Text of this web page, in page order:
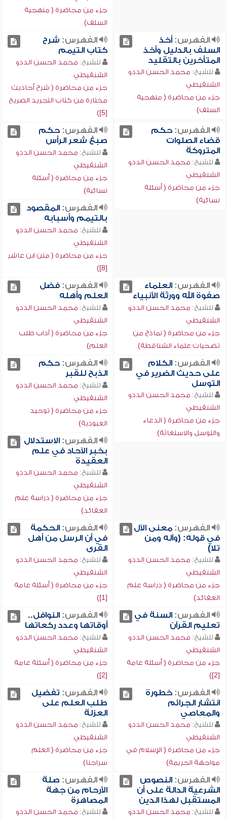
جزء من محاضرة ( منهجية
السلف)
الفهرس:أخذ
السلف بالدليل وأخذ
المتأخرين بالتقليد
للشيخ: محمد الحسن الددو
الشنقيطي
جزء من محاضرة ( منهجية
السلف)
الفهرس: شرح
كتاب التيمم
للشيخ: محمد الحسن الددو
الشنقيطي
جزء من محاضرة ( شرح أحاديث
مختارة من كتاب التجريد الصريح
[5])
الفهرس:حكم
قضاء الصلوات
المتروكة
للشيخ: محمد الحسن الددو
الشنقيطي
جزء من محاضرة ( أسئلة
نسائية)
الفهرس:حكم
صبغ شعر الرأس
للشيخ: محمد الحسن الددو
الشنقيطي
جزء من محاضرة ( أسئلة
نسائية)
الفهرس:المقصود
بالتيمم وأسبابه
للشيخ: محمد الحسن الددو
الشنقيطي
جزء من محاضرة ( متن ابن عاشر
[8])
الفهرس:العلماء
صفوة الله وورثة الأنبياء
للشيخ: محمد الحسن الددو
الشنقيطي
جزء من محاضرة ( نماذج من
تضحيات علماء الشناقطة)
الفهرس:فضل
العلم وأهله
للشيخ: محمد الحسن الددو
الشنقيطي
جزء من محاضرة ( آداب طلب
العلم)
الفهرس:الكلام
على حديث الضرير في
التوسل
للشيخ: محمد الحسن الددو
الشنقيطي
جزء من محاضرة ( الدعاء
والتوسل والاستغاثة)
الفهرس:حكم
الذبح للقبر
للشيخ: محمد الحسن الددو
الشنقيطي
جزء من محاضرة ( توحيد
العبودية)
الفهرس:الاستدلال
بخبر الآحاد في علم
العقيدة
للشيخ: محمد الحسن الددو
الشنقيطي
جزء من محاضرة ( دراسة علم
العقائد)
الفهرس:معنى الآل
في قوله: (وآله ومن
تلا)
للشيخ: محمد الحسن الددو
الشنقيطي
جزء من محاضرة ( دراسة علم
العقائد)
الفهرس:الحكمة
في أن الرسل من أهل
القرى
للشيخ: محمد الحسن الددو
الشنقيطي
جزء من محاضرة ( أسئلة عامة
[1])
الفهرس:السنة في
تعليم القرآن
للشيخ: محمد الحسن الددو
الشنقيطي
جزء من محاضرة ( أسئلة عامة
[2])
الفهرس:النوافل..
أوقاتها وعدد ركعاتها
للشيخ: محمد الحسن الددو
الشنقيطي
جزء من محاضرة ( أسئلة عامة
[2])
الفهرس:خطورة
انتشار الجرائم
والمعاصي
للشيخ: محمد الحسن الددو
الشنقيطي
جزء من محاضرة ( الإسلام في
مواجهة الجريمة)
الفهرس: تفضيل
طلب العلم على
العزلة
للشيخ: محمد الحسن الددو
الشنقيطي
جزء من محاضرة ( العلم
سراجنا)
الفهرس:النصوص
الشرعية الدالة على أن
المستقبل لهذا الدين
للشيخ: محمد الحسن الددو
الفهرس: صلة
الأرحام من جهة
المصاهرة
للشيخ: محمد الحسن الددو